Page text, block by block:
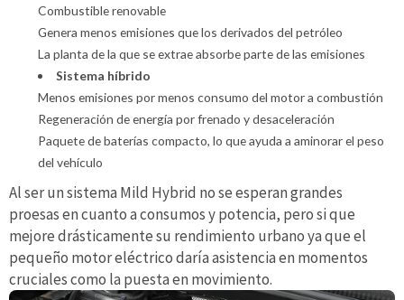
Combustible renovable
Genera menos emisiones que los derivados del petróleo
La planta de la que se extrae absorbe parte de las emisiones
Sistema híbrido
Menos emisiones por menos consumo del motor a combustión
Regeneración de energía por frenado y desaceleración
Paquete de baterías compacto, lo que ayuda a aminorar el peso
del vehículo
Al ser un sistema Mild Hybrid no se esperan grandes
proesas en cuanto a consumos y potencia, pero si que
mejore drásticamente su rendimiento urbano ya que el
pequeño motor eléctrico daría asistencia en momentos
cruciales como la puesta en movimiento.